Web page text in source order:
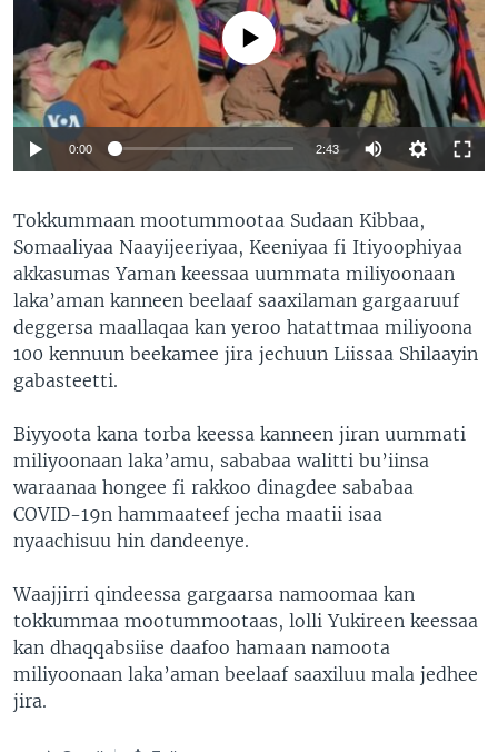
No media source currently available
0:00 2:43
Tokkummaan mootummootaa Sudaan Kibbaa,
Somaaliyaa Naayijeeriyaa, Keeniyaa fi Itiyoophiyaa
akkasumas Yaman keessaa uummata miliyoonaan
laka’aman kanneen beelaaf saaxilaman gargaaruuf
deggersa maallaqaa kan yeroo hatattmaa miliyoona
100 kennuun beekamee jira jechuun Liissaa Shilaayin
gabasteetti.
Biyyoota kana torba keessa kanneen jiran uummati
miliyoonaan laka’amu, sababaa walitti bu’iinsa
waraanaa hongee fi rakkoo dinagdee sababaa
COVID-19n hammaateef jecha maatii isaa
nyaachisuu hin dandeenye.
Waajjirri qindeessa gargaarsa namoomaa kan
tokkummaa mootummootaas, lolli Yukireen keessaa
kan dhaqqabsiise daafoo hamaan namoota
miliyoonaan laka’aman beelaaf saaxiluu mala jedhee
jira.